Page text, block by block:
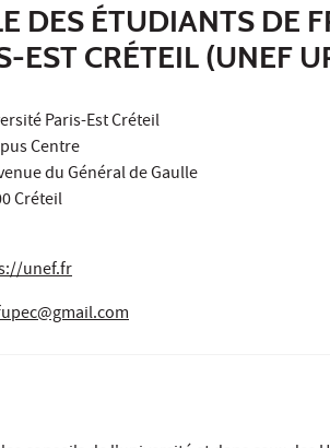
DES ÉTUDIANTS DE
EST CRÉTEIL (UNEF
Paris-Est Créteil
Centre
du Général de Gaulle
Créteil
unef.fr